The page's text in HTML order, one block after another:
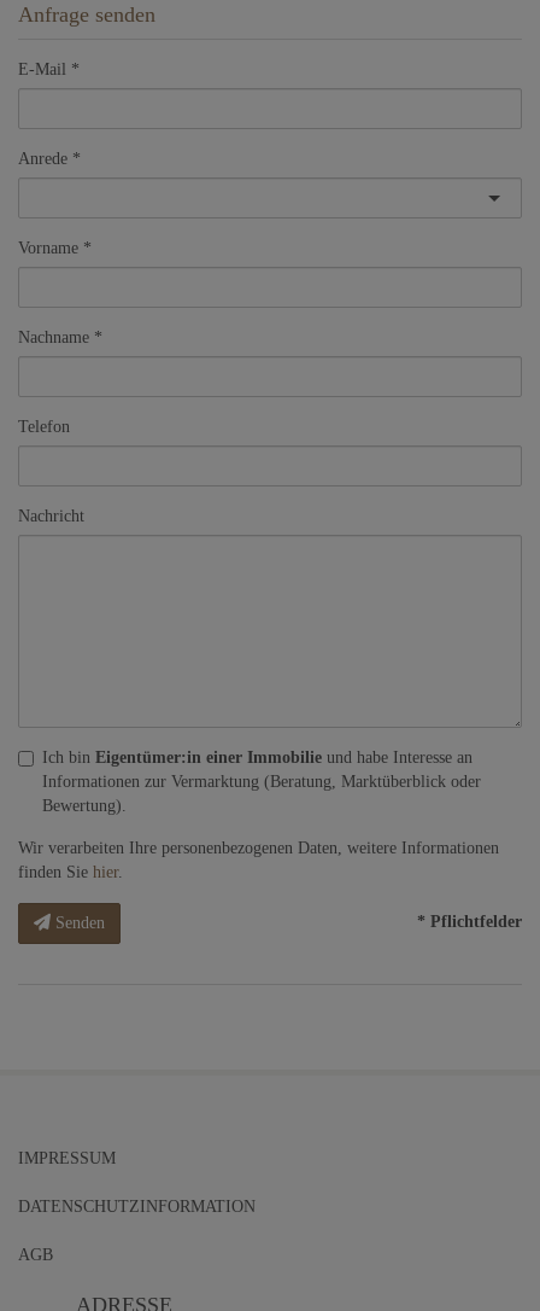
Anfrage senden
E-Mail
Anrede
Vorname
Nachname
Telefon
Nachricht
Ich bin Eigentümer:in einer Immobilie und habe Interesse an
Informationen zur Vermarktung (Beratung, Marktüberblick oder
Bewertung).
Wir verarbeiten Ihre personenbezogenen Daten, weitere Informationen
finden Sie hier.
Senden * Pflichtfelder
IMPRESSUM
DATENSCHUTZINFORMATION
AGB
ADRESSE